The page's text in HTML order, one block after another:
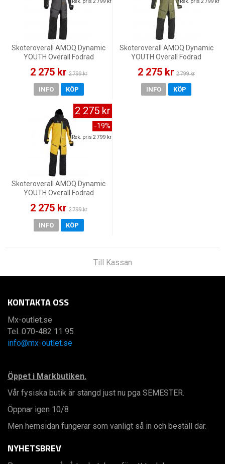
Skoteroverall AMOQ Dynamic
YOUTH Overall Fodrad
2 275 kr 2 799 kr
Rek. pris 2 799 kr
INFO KÖP
Skoteroverall AMOQ Dynamic
YOUTH Overall Fodrad
2 275 kr 2 799 kr
Rek. pris 2 799 kr
INFO KÖP
Skoteroverall AMOQ Dynamic
YOUTH Overall Fodrad
Svart/Gul/Blå
2 275 kr 2 799 kr
2 275 kr
-19%
Rek. pris 2 799 kr
INFO KÖP
Till Kassan
KONTAKTA OSS
Mx-outlet.se
Tel. 070-482 11 95
info@mx-outlet.se
Öppet i Markbutiken.
Vår fysiska butik är stängd just nu pga SEMESTER.
Öppnar igen 10/8
Men hemsidan fungerar som vanligt så in och beställ där.
NYHETSBREV